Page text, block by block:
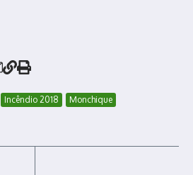
Incêndio 2018 Monchique